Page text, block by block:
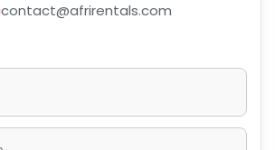
contact@afrirentals.com